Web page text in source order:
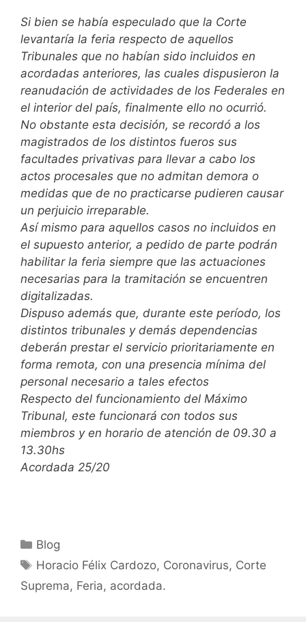
Si bien se había especulado que la Corte
levantaría la feria respecto de aquellos
Tribunales que no habían sido incluidos en
acordadas anteriores, las cuales dispusieron la
reanudación de actividades de los Federales en
el interior del país, finalmente ello no ocurrió.
No obstante esta decisión, se recordó a los
magistrados de los distintos fueros sus
facultades privativas para llevar a cabo los
actos procesales que no admitan demora o
medidas que de no practicarse pudieren causar
un perjuicio irreparable.
Así mismo para aquellos casos no incluidos en
el supuesto anterior, a pedido de parte podrán
habilitar la feria siempre que las actuaciones
necesarias para la tramitación se encuentren
digitalizadas.
Dispuso además que, durante este período, los
distintos tribunales y demás dependencias
deberán prestar el servicio prioritariamente en
forma remota, con una presencia mínima del
personal necesario a tales efectos
Respecto del funcionamiento del Máximo
Tribunal, este funcionará con todos sus
miembros y en horario de atención de 09.30 a
13.30hs
Acordada 25/20
Blog
Horacio Félix Cardozo, Coronavirus, Corte
Suprema, Feria, acordada.